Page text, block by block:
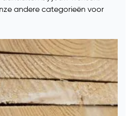
andere categorieën voor